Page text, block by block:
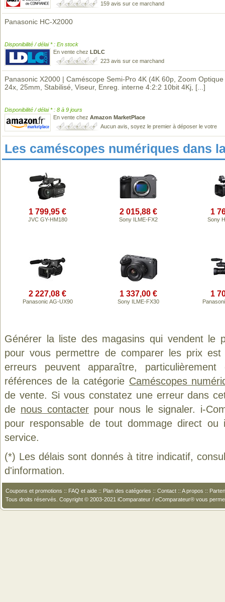
159 avis sur ce marchand
Panasonic HC-X2000
Disponibilité / délai * : En stock
En vente chez LDLC
223 avis sur ce marchand
Panasonic X2000 | Caméscope Semi-Pro 4K (4K 60p, Zoom
24x, 25mm, Stabilisé, Viseur, Enreg. interne 4:2:2 10bit 4Kj, [...]
Disponibilité / délai * : 8 à 9 jours
En vente chez Amazon MarketPlace
Aucun avis, soyez le premier à déposer le votre
Les caméscopes numériques dans
1 799,95 €
JVC GY-HM180
2 015,88 €
Sony ILME-FX2
1
Sony
2 227,08 €
Panasonic AG-UX90
1 337,00 €
Sony ILME-FX30
1
Générer la liste des magasins qui vendent le
pour vous permettre de comparer les prix
erreurs peuvent apparaître,
références de la catégorie Caméscopes
de vente. Si vous constatez une erreur dans
de nous contacter pour nous le signaler. i-
pour responsable de tout dommage direct
service.
(*) Les délais sont donnés à titre indicatif,
d'information.
Coupons et promotions :: FAQ et aide :: Plan des catégories :: Contact :: A propos ::
Tous droits réservés. Copyright © 2003-2021 iComparateur / eComparateur® vous